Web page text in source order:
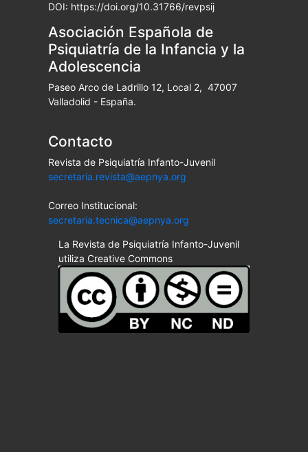
DOI: https://doi.org/10.31766/revpsij
Asociación Española de
Psiquiatría de la Infancia y la
Adolescencia
Paseo Arco de Ladrillo 12, Local 2, 47007
Valladolid - España.
Contacto
Revista de Psiquiatría Infanto-Juvenil
secretaria.revista@aepnya.org
Correo Institucional:
secretaria.tecnica@aepnya.org
La Revista de Psiquiatría Infanto-Juvenil
utiliza Creative Commons